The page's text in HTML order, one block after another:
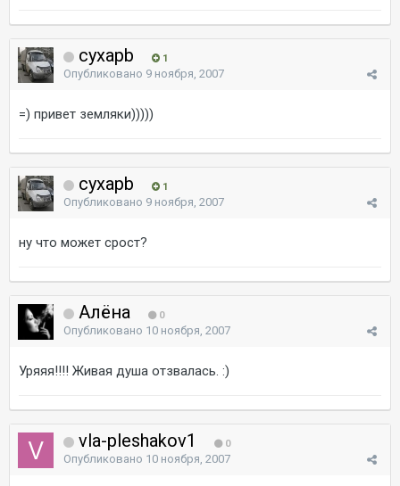
cyxapb 1
Опубликовано 9 ноября, 2007
=) привет земляки)))))
cyxapb 1
Опубликовано 9 ноября, 2007
ну что может срост?
Алёна 0
Опубликовано 10 ноября, 2007
Уряяя!!!! Живая душа отзвалась. :)
vla-pleshakov1 0
Опубликовано 10 ноября, 2007